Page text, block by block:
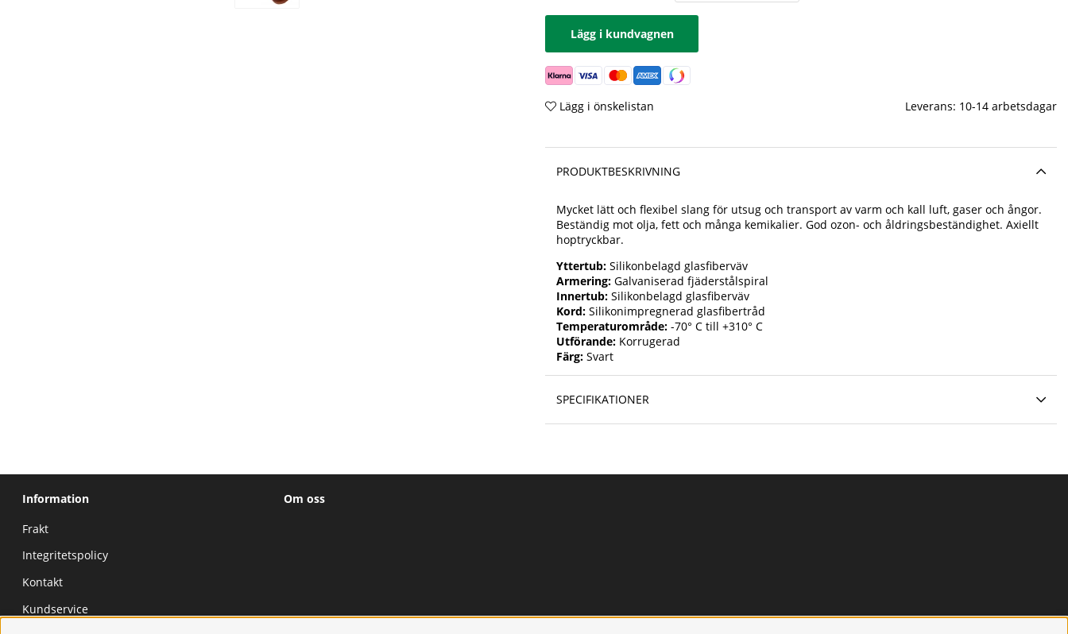
Lägg i kundvagnen
Lägg i önskelistan Leverans: 10-14 arbetsdagar
PRODUKTBESKRIVNING
Mycket lätt och flexibel slang för utsug och transport av varm och kall luft, gaser och ångor.
Beständig mot olja, fett och många kemikalier. God ozon- och åldringsbeständighet. Axiellt
hoptryckbar.
Yttertub: Silikonbelagd glasfiberväv
Armering: Galvaniserad fjäderstålspiral
Innertub: Silikonbelagd glasfiberväv
Kord: Silikonimpregnerad glasfibertråd
Temperaturområde: -70° C till +310° C
Utförande: Korrugerad
Färg: Svart
SPECIFIKATIONER
Information
Frakt
Integritetspolicy
Kontakt
Kundservice
Om oss